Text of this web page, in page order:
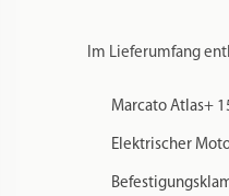
Im Lieferumfang
Marcato Atlas+
Elektrischer